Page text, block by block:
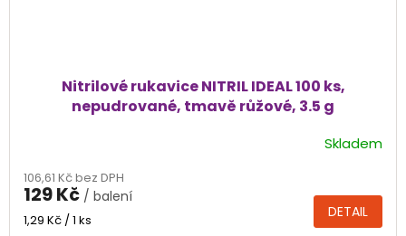
Nitrilové rukavice NITRIL IDEAL 100 ks,
nepudrované, tmavě růžové, 3.5 g
produktu
je
4,4
Skladem
106,61 Kč bez DPH
129 Kč / balení
Měrná
1,29 Kč / 1 ks DETAIL